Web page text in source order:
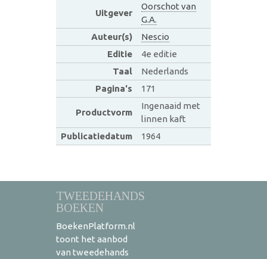
Uitgever
Oorschot van
G.A.
Auteur(s)
Nescio
Editie
4e editie
Taal
Nederlands
Pagina's
171
Productvorm
Ingenaaid met
linnen kaft
Publicatiedatum
1964
TWEEDEHANDS
BOEKEN
BoekenPlatform.nl
toont het aanbod
van tweedehands